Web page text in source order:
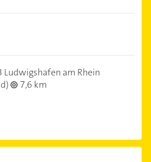
Ludwigshafen am Rhein
7,6 km